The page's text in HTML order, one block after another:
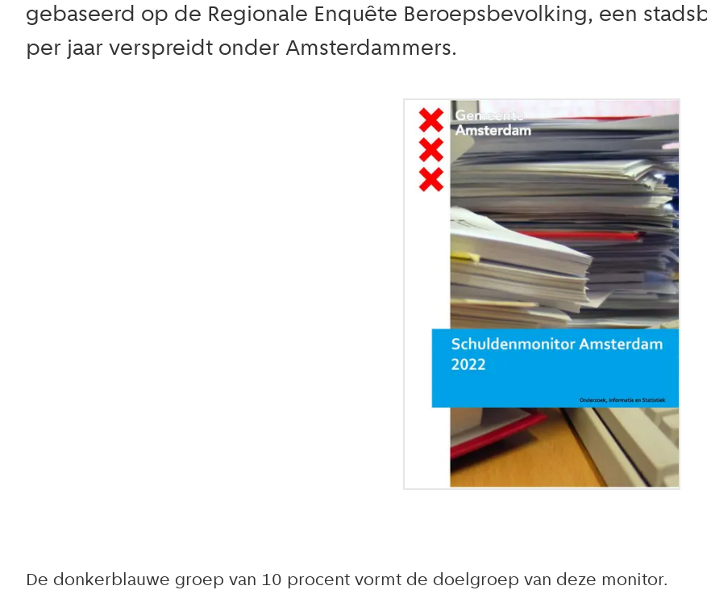
gebaseerd op de Regionale Enquête Beroepsbevolking, een
per jaar verspreidt onder Amsterdammers.
De donkerblauwe groep van 10 procent vormt de doelgroep van deze monitor.